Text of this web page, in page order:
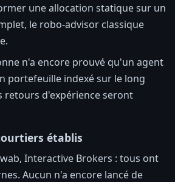
une allocation statique sur un
le robo-advisor classique
n'a encore prouvé qu'un agent
portefeuille indexé sur le long
retours d'expérience seront
établis
Interactive Brokers : tous ont
Aucun n'a encore lancé de